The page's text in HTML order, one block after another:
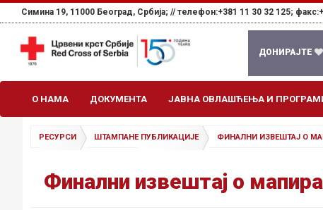
Симина 19, 11000 Београд, Србија; // телефон:+381 11 30 32 125;
ДОНИРАЈТЕ
О НАМА ДОКУМЕНТА ЈАВНА ОВЛАШЋЕЊА И
РЕСУРСИ ШТАМПАНЕ ПУБЛИКАЦИЈЕ ФИНАЛНИ ИЗВЕШТАЈ О
Финални извештај о